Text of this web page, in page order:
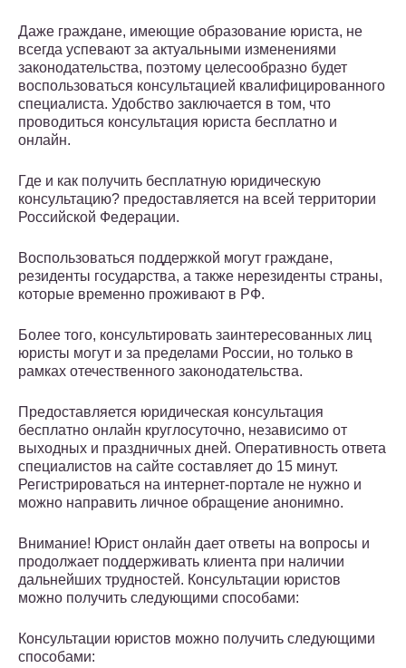
Даже граждане, имеющие образование юриста, не
всегда успевают за актуальными изменениями
законодательства, поэтому целесообразно будет
воспользоваться консультацией квалифицированного
специалиста. Удобство заключается в том, что
проводиться консультация юриста бесплатно и
онлайн.
Где и как получить бесплатную юридическую
консультацию? предоставляется на всей территории
Российской Федерации.
Воспользоваться поддержкой могут граждане,
резиденты государства, а также нерезиденты страны,
которые временно проживают в РФ.
Более того, консультировать заинтересованных лиц
юристы могут и за пределами России, но только в
рамках отечественного законодательства.
Предоставляется юридическая консультация
бесплатно онлайн круглосуточно, независимо от
выходных и праздничных дней. Оперативность ответа
специалистов на сайте составляет до 15 минут.
Регистрироваться на интернет-портале не нужно и
можно направить личное обращение анонимно.
Внимание! Юрист онлайн дает ответы на вопросы и
продолжает поддерживать клиента при наличии
дальнейших трудностей. Консультации юристов
можно получить следующими способами:
Консультации юристов можно получить следующими
способами: